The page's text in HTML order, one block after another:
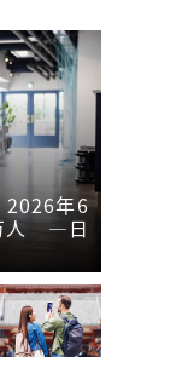
2026年6
人 ―日